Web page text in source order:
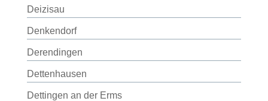
Deizisau
Denkendorf
Derendingen
Dettenhausen
Dettingen an der Erms